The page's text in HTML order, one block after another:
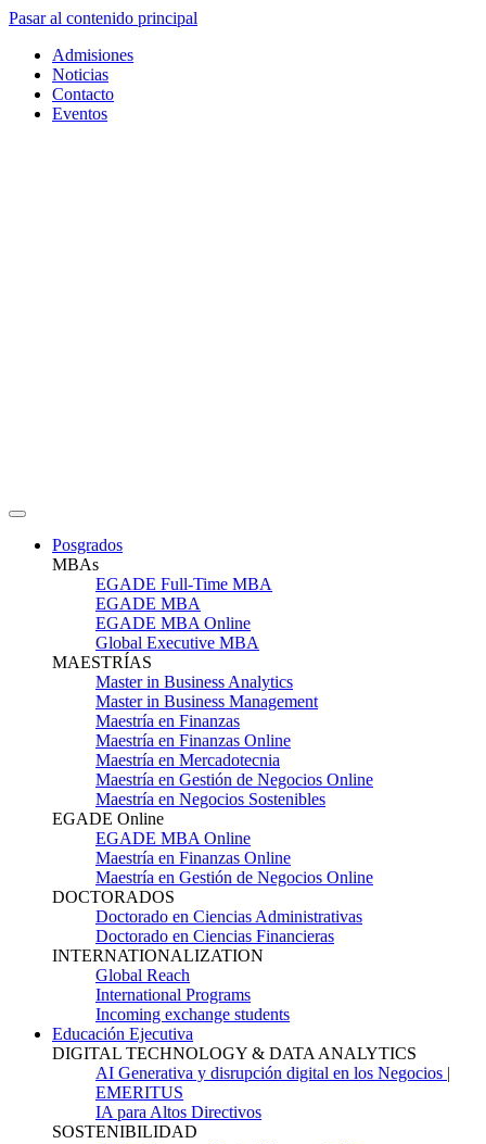
Pasar al contenido principal
Admisiones
Noticias
Contacto
Eventos
Posgrados
MBAs
EGADE Full-Time MBA
EGADE MBA
EGADE MBA Online
Global Executive MBA
MAESTRÍAS
Master in Business Analytics
Master in Business Management
Maestría en Finanzas
Maestría en Finanzas Online
Maestría en Mercadotecnia
Maestría en Gestión de Negocios Online
Maestría en Negocios Sostenibles
EGADE Online
EGADE MBA Online
Maestría en Finanzas Online
Maestría en Gestión de Negocios Online
DOCTORADOS
Doctorado en Ciencias Administrativas
Doctorado en Ciencias Financieras
INTERNATIONALIZATION
Global Reach
International Programs
Incoming exchange students
Educación Ejecutiva
DIGITAL TECHNOLOGY & DATA ANALYTICS
AI Generativa y disrupción digital en los Negocios |
EMERITUS
IA para Altos Directivos
SOSTENIBILIDAD